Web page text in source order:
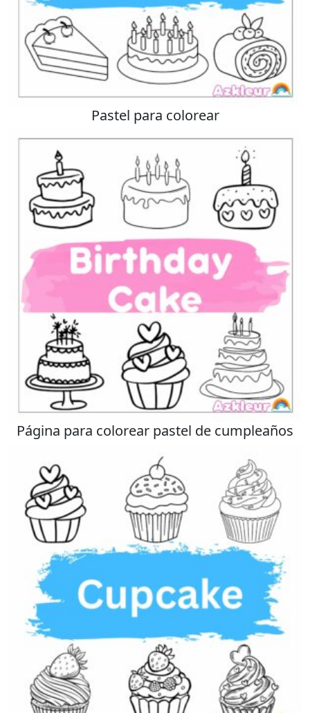
Pastel para colorear
Página para colorear pastel de cumpleaños